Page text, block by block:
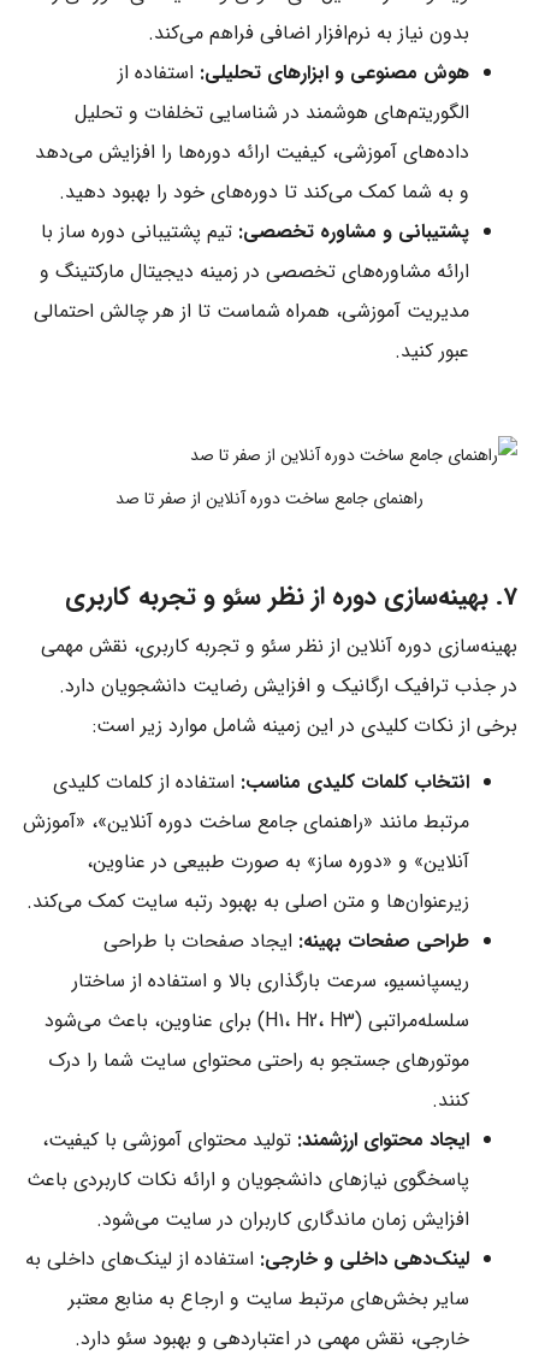
بدون نیاز به نرم‌افزار اضافی فراهم می‌کند.
هوش مصنوعی و ابزارهای تحلیلی: استفاده از
الگوریتم‌های هوشمند در شناسایی تخلفات و تحلیل
داده‌های آموزشی، کیفیت ارائه دوره‌ها را افزایش می‌دهد
و به شما کمک می‌کند تا دوره‌های خود را بهبود دهید.
پشتیبانی و مشاوره تخصصی: تیم پشتیبانی دوره ساز با
ارائه مشاوره‌های تخصصی در زمینه دیجیتال مارکتینگ و
مدیریت آموزشی، همراه شماست تا از هر چالش احتمالی
عبور کنید.
راهنمای جامع ساخت دوره آنلاین از صفر تا صد
7. بهینه‌سازی دوره از نظر سئو و تجربه کاربری
بهینه‌سازی دوره آنلاین از نظر سئو و تجربه کاربری، نقش مهمی
در جذب ترافیک ارگانیک و افزایش رضایت دانشجویان دارد.
برخی از نکات کلیدی در این زمینه شامل موارد زیر است:
انتخاب کلمات کلیدی مناسب: استفاده از کلمات کلیدی
مرتبط مانند «راهنمای جامع ساخت دوره آنلاین»، «آموزش
آنلاین» و «دوره ساز» به صورت طبیعی در عناوین،
زیرعنوان‌ها و متن اصلی به بهبود رتبه سایت کمک می‌کند.
طراحی صفحات بهینه: ایجاد صفحات با طراحی
ریسپانسیو، سرعت بارگذاری بالا و استفاده از ساختار
سلسله‌مراتبی (H1، H2، H3) برای عناوین، باعث می‌شود
موتورهای جستجو به راحتی محتوای سایت شما را درک
کنند.
ایجاد محتوای ارزشمند: تولید محتوای آموزشی با کیفیت،
پاسخگوی نیازهای دانشجویان و ارائه نکات کاربردی باعث
افزایش زمان ماندگاری کاربران در سایت می‌شود.
لینک‌دهی داخلی و خارجی: استفاده از لینک‌های داخلی به
سایر بخش‌های مرتبط سایت و ارجاع به منابع معتبر
خارجی، نقش مهمی در اعتباردهی و بهبود سئو دارد.